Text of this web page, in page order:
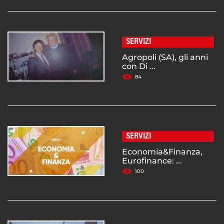
SERVIZI
Agropoli (SA), gli anni
con Di ...
84
SERVIZI
Economia&Finanza,
Eurofinance: ...
100